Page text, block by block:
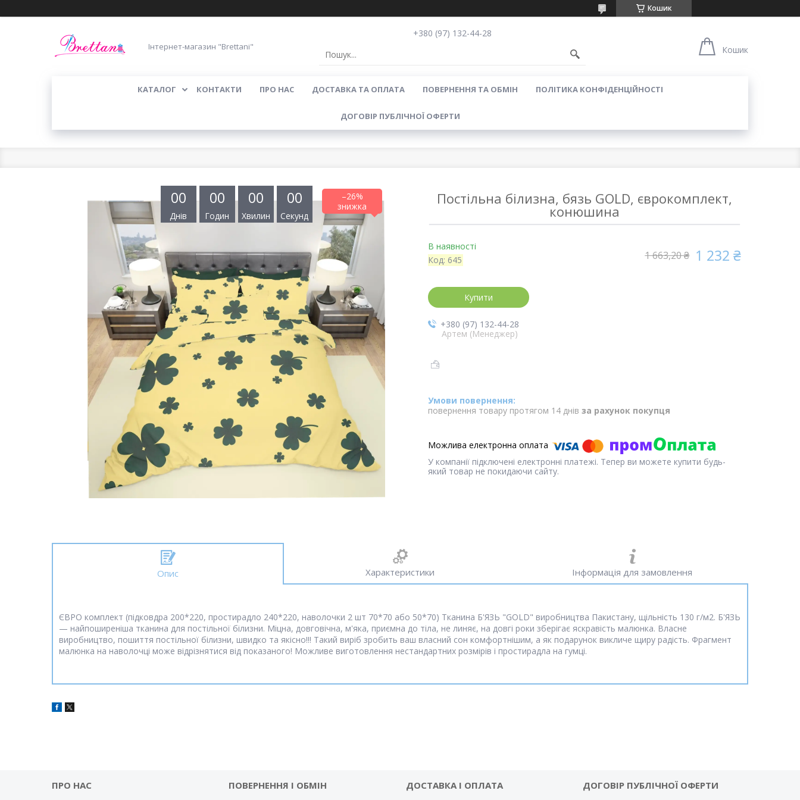
Кошик
Інтернет-магазин "Brettani"
+380 (97) 132-44-28
Кошик
КАТАЛОГ КОНТАКТИ ПРО НАС ДОСТАВКА ТА ОПЛАТА ПОВЕРНЕННЯ ТА ОБМІН ПОЛІТИКА КОНФІДЕНЦІЙНОСТІ
ДОГОВІР ПУБЛІЧНОЇ ОФЕРТИ
–26%
00
Днів
00
Годин
00
Хвилин
00
Секунд
Постільна білизна, бязь GOLD, єврокомплект,
конюшина
В наявності
Код: 645 1 663,20 ₴ 1 232 ₴
Купити
+380 (97) 132-44-28
Артем (Менеджер)
повернення товару протягом 14 днів за рахунок покупця
У компанії підключені електронні платежі. Тепер ви можете купити будь-
який товар не покидаючи сайту.
Опис Характеристики Інформація для замовлення
ЄВРО комплект (підковдра 200*220, простирадло 240*220, наволочки 2 шт 70*70 або 50*70) Тканина Б'ЯЗЬ "GOLD" виробництва Пакистану, щільність 130 г/м2. Б'ЯЗЬ
— найпоширеніша тканина для постільної білизни. Міцна, довговічна, м'яка, приємна до тіла, не линяє, на довгі роки зберігає яскравість малюнка. Власне
виробництво, пошиття постільної білизни, швидко та якісно!!! Такий виріб зробить ваш власний сон комфортнішим, а як подарунок викличе щиру радість. Фрагмент
малюнка на наволочці може відрізнятися від показаного! Можливе виготовлення нестандартних розмірів і простирадла на гумці.
ПРО НАС ПОВЕРНЕННЯ І ОБМІН ДОСТАВКА І ОПЛАТА ДОГОВІР ПУБЛІЧНОЇ ОФЕРТИ